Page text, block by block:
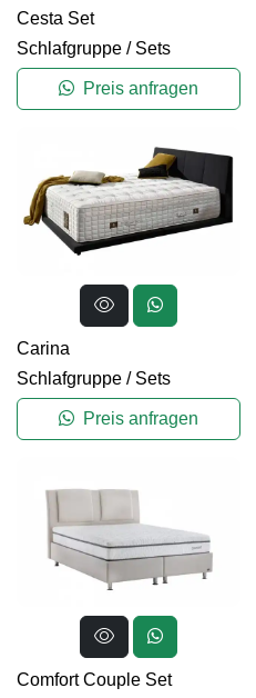
Cesta Set
Schlafgruppe / Sets
Preis anfragen
Carina
Schlafgruppe / Sets
Preis anfragen
Comfort Couple Set